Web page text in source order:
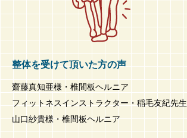
整体を受けて頂いた方の声
齋藤真知亜様・椎間板ヘルニア
フィットネスインストラクター・稲毛友紀先生
山口紗貴様・椎間板ヘルニア